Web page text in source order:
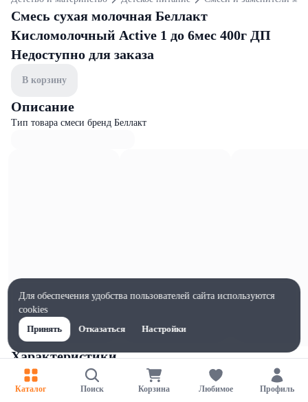
Смесь сухая молочная Беллакт
Кисломолочный Active 1 до 6мес 400г ДП
Недоступно для заказа
В корзину
Описание
Тип товара смеси бренд Беллакт
Характеристики
Ширина, мм
110
Каталог Поиск Корзина Любимое Профиль
Для обеспечения удобства пользователей сайта используются
cookies
Принять
Отказаться Настройки